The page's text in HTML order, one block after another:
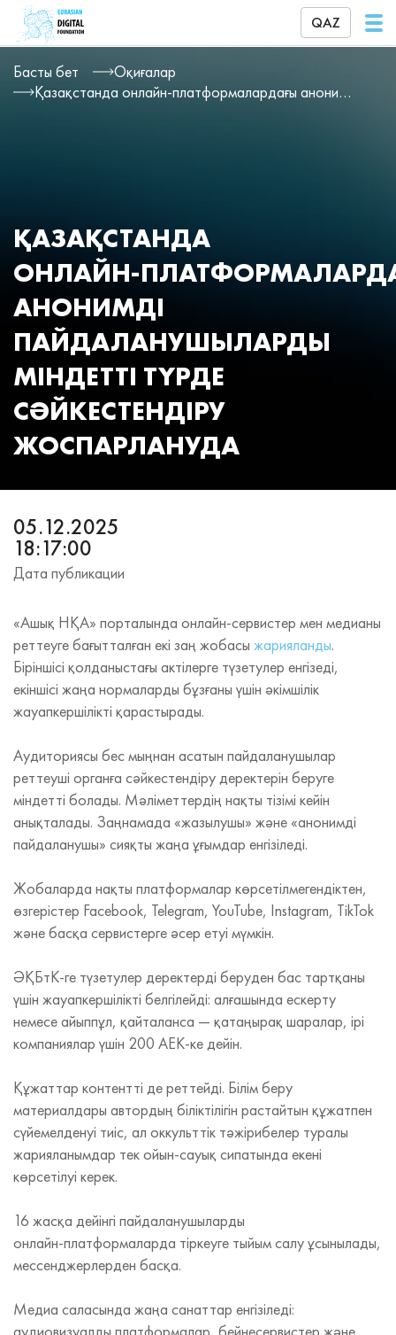
QAZ
Басты бет
Оқиғалар
Қазақстанда онлайн‑платформалардағы анонимді пайдаланушыларды міндетті түрде сәйкестендіру жоспарлануда
ҚАЗАҚСТАНДА
АНОНИМДІ
ПАЙДАЛАНУШЫЛАРДЫ
МІНДЕТТІ ТҮРДЕ
СӘЙКЕСТЕНДІРУ
ЖОСПАРЛАНУДА
05.12.2025
18:17:00
Дата публикации
«Ашық НҚА» порталында онлайн‑сервистер мен медианы
реттеуге бағытталған екі заң жобасы жарияланды.
Біріншісі қолданыстағы актілерге түзетулер енгізеді,
екіншісі жаңа нормаларды бұзғаны үшін әкімшілік
жауапкершілікті қарастырады.
Аудиториясы бес мыңнан асатын пайдаланушылар
реттеуші органға сәйкестендіру деректерін беруге
міндетті болады. Мәліметтердің нақты тізімі кейін
анықталады. Заңнамада «жазылушы» және «анонимді
пайдаланушы» сияқты жаңа ұғымдар енгізіледі.
Жобаларда нақты платформалар көрсетілмегендіктен,
өзгерістер Facebook, Telegram, YouTube, Instagram, TikTok
және басқа сервистерге әсер етуі мүмкін.
ӘҚБтК‑ге түзетулер деректерді беруден бас тартқаны
үшін жауапкершілікті белгілейді: алғашында ескерту
немесе айыппұл, қайталанса — қатаңырақ шаралар, ірі
компаниялар үшін 200 АЕК‑ке дейін.
Құжаттар контентті де реттейді. Білім беру
материалдары автордың біліктілігін растайтын құжатпен
сүйемелденуі тиіс, ал оккульттік тәжірибелер туралы
жарияланымдар тек ойын‑сауық сипатында екені
көрсетілуі керек.
16 жасқа дейінгі пайдаланушыларды
онлайн‑платформаларда тіркеуге тыйым салу ұсынылады,
мессенджерлерден басқа.
Медиа саласында жаңа санаттар енгізіледі: